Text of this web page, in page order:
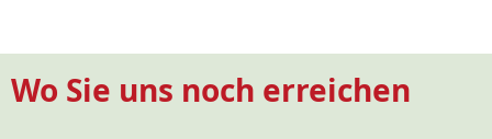
Wo Sie uns noch erreichen